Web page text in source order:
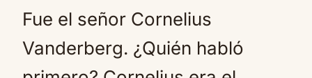
Fue el señor Cornelius
Vanderberg. ¿Quién habló